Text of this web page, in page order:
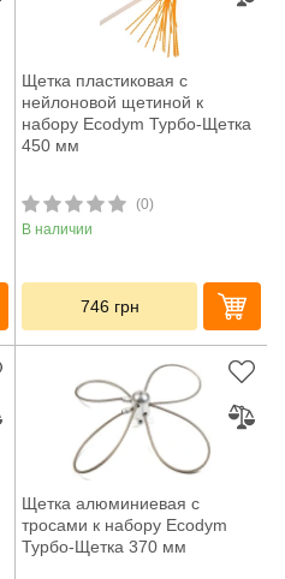
Щетка пластиковая с
нейлоновой щетиной к
набору Ecodym Турбо-Щетка
450 мм
(0)
В наличии
746 грн
Щетка алюминиевая с
тросами к набору Ecodym
Турбо-Щетка 370 мм